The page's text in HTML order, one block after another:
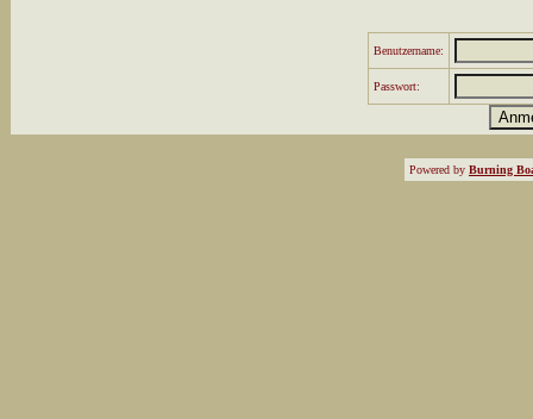
Benutzername:
Passwort:
Powered by Burning